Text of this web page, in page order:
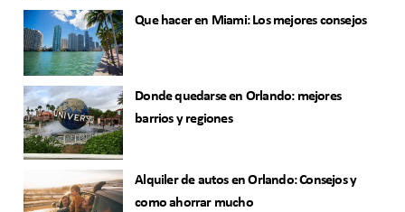
Que hacer en Miami: Los mejores consejos
Donde quedarse en Orlando: mejores
barrios y regiones
Alquiler de autos en Orlando: Consejos y
como ahorrar mucho